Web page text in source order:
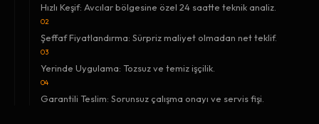
Hızlı Keşif: Avcılar bölgesine özel 24 saatte teknik analiz.
02
Şeffaf Fiyatlandırma: Sürpriz maliyet olmadan net teklif.
03
Yerinde Uygulama: Tozsuz ve temiz işçilik.
04
Garantili Teslim: Sorunsuz çalışma onayı ve servis fişi.